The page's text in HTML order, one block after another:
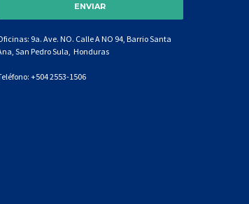
CLAUSURA
9a. Ave. NO. Calle A NO 94, Barrio Santa
San Pedro Sula, Honduras
+504 2553-1506